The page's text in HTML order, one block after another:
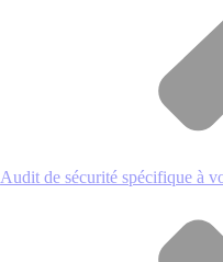
Audit de sécurité spécifique à